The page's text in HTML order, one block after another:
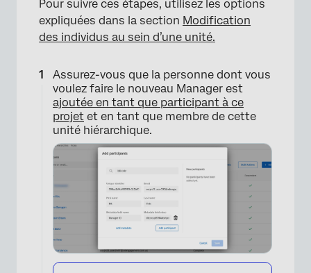
Pour suivre ces étapes, utilisez les options
expliquées dans la section Modification
des individus au sein d’une unité.
Assurez-vous que la personne dont vous
voulez faire le nouveau Manager est
ajoutée en tant que participant à ce
projet et en tant que membre de cette
unité hiérarchique.